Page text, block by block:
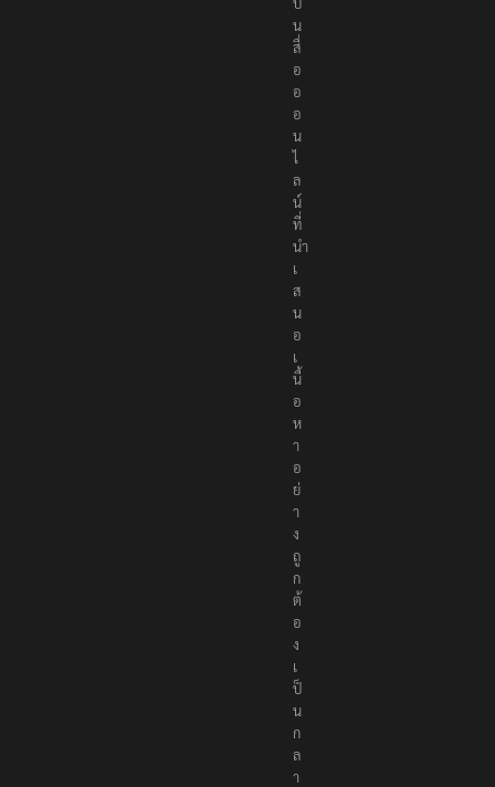
น
สื่
อ
อ
อ
น
ไ
ล
น์
ที่
นำ
เ
ส
น
อ
เ
นื้
อ
ห
า
อ
ย่
า
ง
ถู
ก
ต้
อ
ง
เ
ป็
น
ก
ล
า